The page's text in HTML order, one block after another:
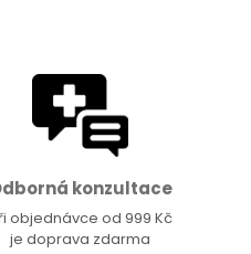
konzultace
objednávce od 999 Kč
je doprava zdarma